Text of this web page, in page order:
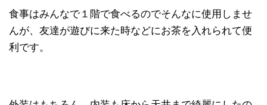
食事はみんなで１階で食べるのでそんなに使用しませ
んが、友達が遊びに来た時などにお茶を入れられて便
利です。